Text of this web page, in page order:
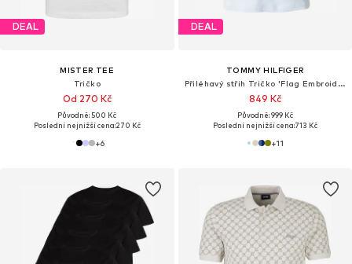
DEAL
MISTER TEE
Tričko
Od 270 Kč
Původně: 500 Kč
Poslední nejnižší cena:270 Kč
+6
DEAL
TOMMY HILFIGER
Přiléhavý střih Tričko 'Flag Embroidery Slim'
849 Kč
Původně: 999 Kč
Poslední nejnižší cena:713 Kč
+11